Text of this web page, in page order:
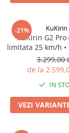
-21% KuKirin
KuKirin G2 Pro
limitata 25 km/h •
15.6Ah •3.299,00
de la
IN
VEZI